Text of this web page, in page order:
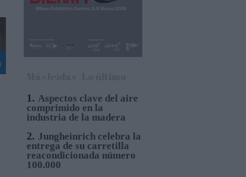
1. Aspectos clave del aire
comprimido en la
industria de la madera
2. Jungheinrich celebra la
entrega de su carretilla
reacondicionada número
100.000